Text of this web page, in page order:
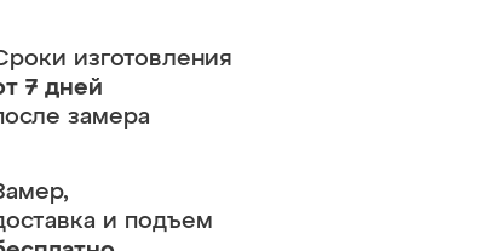
изготовления
7 дней
замера
и подъем